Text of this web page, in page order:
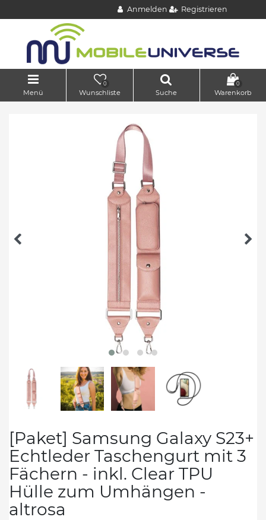
Anmelden Registrieren
Menü
0
Wunschliste Suche
0
Warenkorb
[Paket] Samsung Galaxy S23+
Echtleder Taschengurt mit 3
Fächern - inkl. Clear TPU
Hülle zum Umhängen -
altrosa